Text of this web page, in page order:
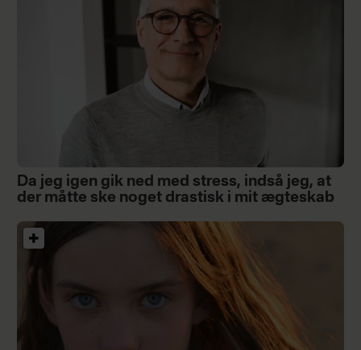
Da jeg igen gik ned med stress, indså jeg, at
der måtte ske noget drastisk i mit ægteskab